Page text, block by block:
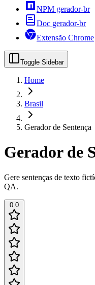
NPM gerador-br
Doc gerador-br
Extensão Chrome
Toggle Sidebar
Home
Brasil
Gerador de Sentença
Gerador de
Gere sentenças de texto
QA.
0.0